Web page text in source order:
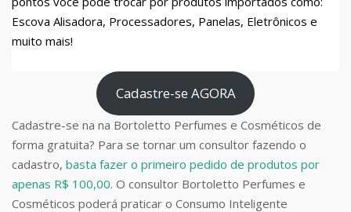
Escova Alisadora, Processadores, Panelas, Eletrônicos e
muito mais!
Cadastre-se AGORA
Cadastre-se na na Bortoletto Perfumes e Cosméticos de
forma gratuita? Para se tornar um consultor fazendo o
cadastro, basta fazer o primeiro pedido de produtos por
apenas R$ 100,00. O consultor Bortoletto Perfumes e
Cosméticos poderá praticar o Consumo Inteligente